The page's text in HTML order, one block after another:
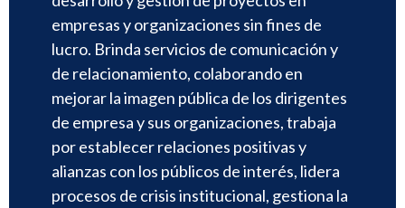
empresas y organizaciones sin fines de
lucro. Brinda servicios de comunicación y
de relacionamiento, colaborando en
mejorar la imagen pública de los dirigentes
de empresa y sus organizaciones, trabaja
por establecer relaciones positivas y
alianzas con los públicos de interés, lidera
procesos de crisis institucional, gestiona la